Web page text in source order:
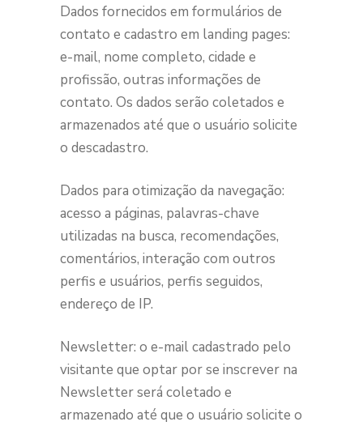
Dados fornecidos em formulários de
contato e cadastro em landing pages:
e-mail, nome completo, cidade e
profissão, outras informações de
contato. Os dados serão coletados e
armazenados até que o usuário solicite
o descadastro.
Dados para otimização da navegação:
acesso a páginas, palavras-chave
utilizadas na busca, recomendações,
comentários, interação com outros
perfis e usuários, perfis seguidos,
endereço de IP.
Newsletter: o e-mail cadastrado pelo
visitante que optar por se inscrever na
Newsletter será coletado e
armazenado até que o usuário solicite o